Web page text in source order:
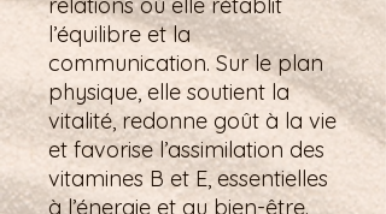
l’équilibre et la
communication. Sur le plan
physique, elle soutient la
vitalité, redonne goût à la vie
et favorise l’assimilation des
vitamines B et E, essentielles
à l’énergie et au bien-être.